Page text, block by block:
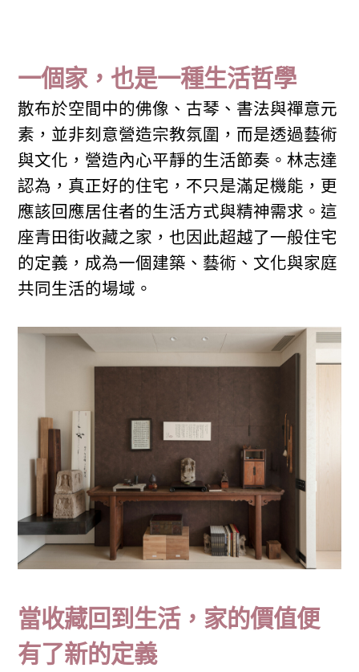
一個家，也是一種生活哲學
散布於空間中的佛像、古琴、書法與禪意元
素，並非刻意營造宗教氛圍，而是透過藝術
與文化，營造內心平靜的生活節奏。林志達
認為，真正好的住宅，不只是滿足機能，更
應該回應居住者的生活方式與精神需求。這
座青田街收藏之家，也因此超越了一般住宅
的定義，成為一個建築、藝術、文化與家庭
共同生活的場域。
當收藏回到生活，家的價值便
有了新的定義